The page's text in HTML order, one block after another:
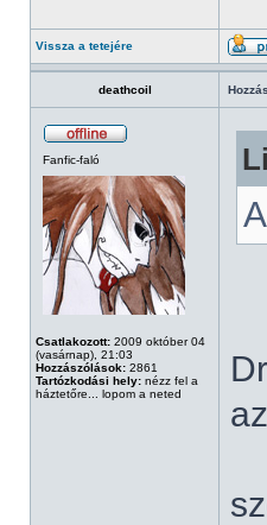
Vissza a tetejére
deathcoil
Fanfic-faló
Csatlakozott: 2009 október 04
(vasárnap), 21:03
Hozzászólások: 2861
Tartózkodási hely: nézz fel a
háztetőre... lopom a neted